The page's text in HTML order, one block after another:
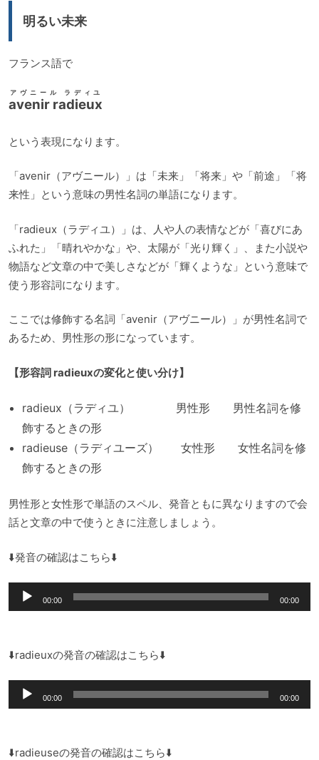
明るい未来
フランス語で
avenir radieux
アヴニール ラディユ
という表現になります。
「avenir（アヴニール）」は「未来」「将来」や「前途」「将
来性」という意味の男性名詞の単語になります。
「radieux（ラディユ）」は、人や人の表情などが「喜びにあ
ふれた」「晴れやかな」や、太陽が「光り輝く」、また小説や
物語など文章の中で美しさなどが「輝くような」という意味で
使う形容詞になります。
ここでは修飾する名詞「avenir（アヴニール）」が男性名詞で
あるため、男性形の形になっています。
【形容詞 radieuxの変化と使い分け】
radieux（ラディユ） 男性形 男性名詞を修
飾するときの形
radieuse（ラディユーズ） 女性形 女性名詞を修
飾するときの形
男性形と女性形で単語のスペル、発音ともに異なりますので会
話と文章の中で使うときに注意しましょう。
⬇️発音の確認はこちら⬇️
声
レ
ー
00:00 00:00
⬇️radieuxの発音の確認はこちら⬇️
声
レ
00:00 00:00
⬇️radieuseの発音の確認はこちら⬇️